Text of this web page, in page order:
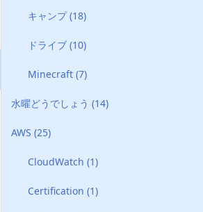
キャンプ(18)
ドライブ(10)
Minecraft(7)
水曜どうでしょう (14)
AWS (25)
CloudWatch(1)
Certification(1)